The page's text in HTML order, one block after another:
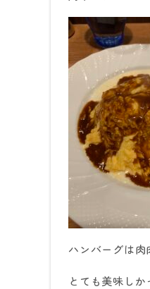
ハンバーグは
とても美味しか